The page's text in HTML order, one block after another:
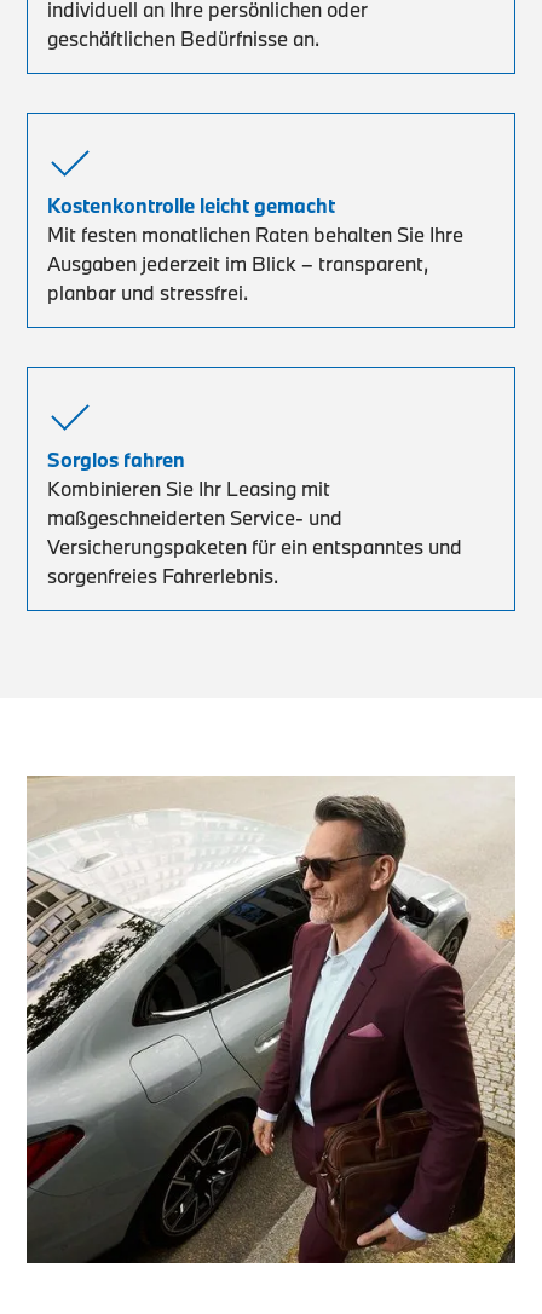
individuell an Ihre persönlichen oder
geschäftlichen Bedürfnisse an.
Kostenkontrolle leicht gemacht
Mit festen monatlichen Raten behalten Sie Ihre
Ausgaben jederzeit im Blick – transparent,
planbar und stressfrei.
Sorglos fahren
Kombinieren Sie Ihr Leasing mit
maßgeschneiderten Service- und
Versicherungspaketen für ein entspanntes und
sorgenfreies Fahrerlebnis.